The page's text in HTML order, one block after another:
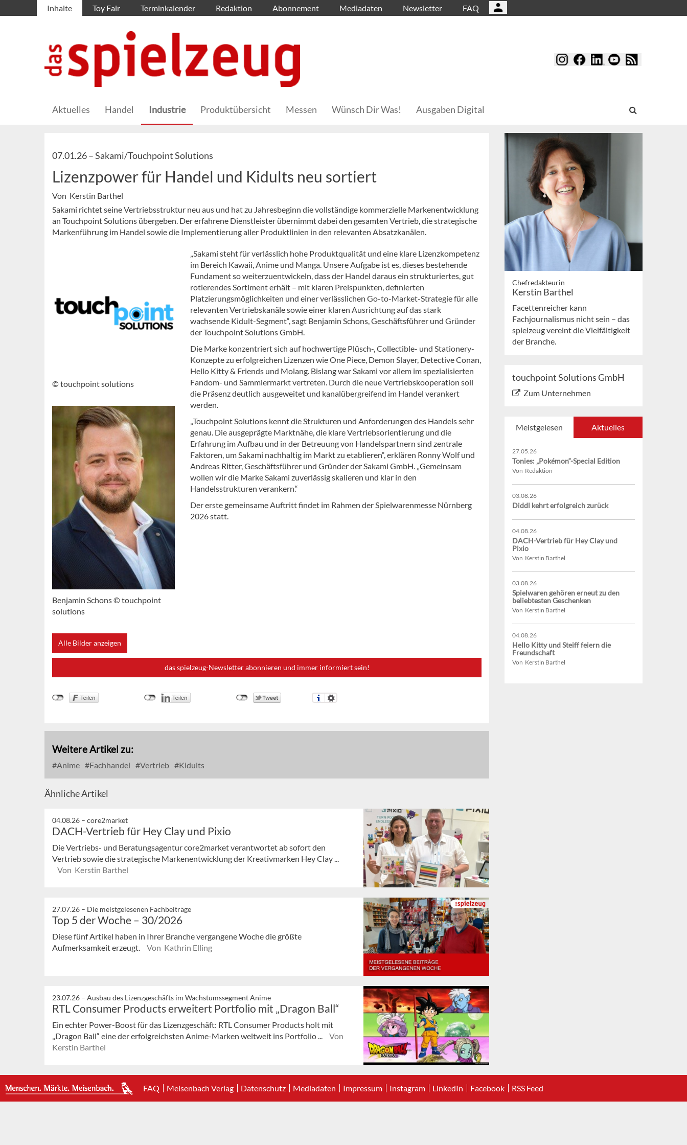
Inhalte Toy Fair Terminkalender Redaktion Abonnement Mediadaten Newsletter FAQ
Aktuelles Handel Industrie Produktübersicht Messen Wünsch Dir Was! Ausgaben Digital
07.01.26 –Sakami/Touchpoint Solutions
Lizenzpower für Handel und Kidults neu sortiert
Von Kerstin Barthel
Sakami richtet seine Vertriebsstruktur neu aus und hat zu Jahresbeginn die vollständige kommerzielle Markenentwicklung
an Touchpoint Solutions übergeben. Der erfahrene Dienstleister übernimmt dabei den gesamten Vertrieb, die strategische
Markenführung im Handel sowie die Implementierung aller Produktlinien in den relevanten Absatzkanälen.
© touchpoint solutions
Benjamin Schons © touchpoint
solutions
Alle Bilder anzeigen
„Sakami steht für verlässlich hohe Produktqualität und eine klare Lizenzkompetenz
im Bereich Kawaii, Anime und Manga. Unsere Aufgabe ist es, dieses bestehende
Fundament so weiterzuentwickeln, dass der Handel daraus ein strukturiertes, gut
rotierendes Sortiment erhält – mit klaren Preispunkten, definierten
Platzierungsmöglichkeiten und einer verlässlichen Go-to-Market-Strategie für alle
relevanten Vertriebskanäle sowie einer klaren Ausrichtung auf das stark
wachsende Kidult-Segment“, sagt Benjamin Schons, Geschäftsführer und Gründer
der Touchpoint Solutions GmbH.
Die Marke konzentriert sich auf hochwertige Plüsch-, Collectible- und Stationery-
Konzepte zu erfolgreichen Lizenzen wie One Piece, Demon Slayer, Detective Conan,
Hello Kitty & Friends und Molang. Bislang war Sakami vor allem im spezialisierten
Fandom- und Sammlermarkt vertreten. Durch die neue Vertriebskooperation soll
die Präsenz deutlich ausgeweitet und kanalübergreifend im Handel verankert
werden.
„Touchpoint Solutions kennt die Strukturen und Anforderungen des Handels sehr
genau. Die ausgeprägte Marktnähe, die klare Vertriebsorientierung und die
Erfahrung im Aufbau und in der Betreuung von Handelspartnern sind zentrale
Faktoren, um Sakami nachhaltig im Markt zu etablieren“, erklären Ronny Wolf und
Andreas Ritter, Geschäftsführer und Gründer der Sakami GmbH. „Gemeinsam
wollen wir die Marke Sakami zuverlässig skalieren und klar in den
Handelsstrukturen verankern.“
Der erste gemeinsame Auftritt findet im Rahmen der Spielwarenmesse Nürnberg
2026 statt.
das spielzeug-Newsletter abonnieren und immer informiert sein!
Weitere Artikel zu:
Anime Fachhandel Vertrieb Kidults
Ähnliche Artikel
04.08.26 – core2market
DACH-Vertrieb für Hey Clay und Pixio
Die Vertriebs- und Beratungsagentur core2market verantwortet ab sofort den
Vertrieb sowie die strategische Markenentwicklung der Kreativmarken Hey Clay ...
Von Kerstin Barthel
27.07.26 – Die meistgelesenen Fachbeiträge
Top 5 der Woche – 30/2026
Diese fünf Artikel haben in Ihrer Branche vergangene Woche die größte
Aufmerksamkeit erzeugt.
Von Kathrin Elling
23.07.26 – Ausbau des Lizenzgeschäfts im Wachstumssegment Anime
RTL Consumer Products erweitert Portfolio mit „Dragon Ball“
Ein echter Power-Boost für das Lizenzgeschäft: RTL Consumer Products holt mit
„Dragon Ball“ eine der erfolgreichsten Anime-Marken weltweit ins Portfolio ...
Von
Kerstin Barthel
Chefredakteurin
Kerstin Barthel
Facettenreicher kann
Fachjournalismus nicht sein – das
spielzeug vereint die Vielfältigkeit
der Branche.
touchpoint Solutions GmbH
Zum Unternehmen
Meistgelesen Aktuelles
27.05.26
Tonies: „Pokémon“-Special Edition
Von Redaktion
03.08.26
Diddl kehrt erfolgreich zurück
04.08.26
DACH-Vertrieb für Hey Clay und
Pixio
Von Kerstin Barthel
03.08.26
Spielwaren gehören erneut zu den
beliebtesten Geschenken
Von Kerstin Barthel
04.08.26
Hello Kitty und Steiff feiern die
Freundschaft
Von Kerstin Barthel
FAQ Meisenbach Verlag Datenschutz Mediadaten Impressum Instagram LinkedIn Facebook RSS Feed